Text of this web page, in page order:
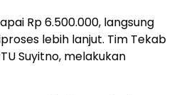
Rp 6.500.000, langsung
lebih lanjut. Tim Tekab
Suyitno, melakukan